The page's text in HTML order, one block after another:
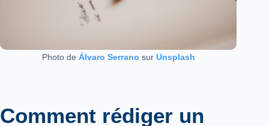
Photo de Álvaro Serrano sur Unsplash
Comment rédiger un